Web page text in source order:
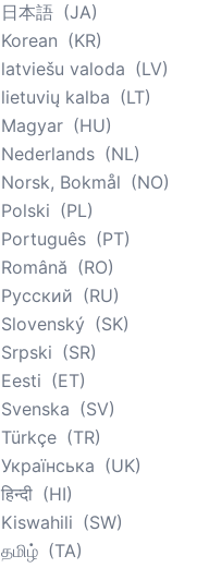
日本語
JA
Korean
KR
latviešu valoda
LV
lietuvių kalba
LT
Magyar
HU
Nederlands
NL
Norsk, Bokmål
NO
Polski
PL
Português
PT
Română
RO
Русский
RU
Slovenský
SK
Srpski
SR
Eesti
ET
Svenska
SV
Türkçe
TR
Українська
UK
हिन्दी
HI
Kiswahili
SW
தமிழ்
TA